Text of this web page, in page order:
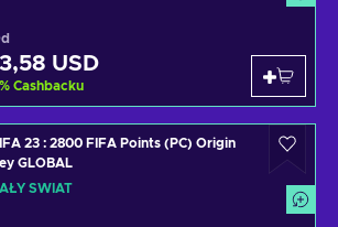
USD
% Cashbacku
23 : 2800 FIFA Points (PC) Origin
GLOBAL
ŚWIAT